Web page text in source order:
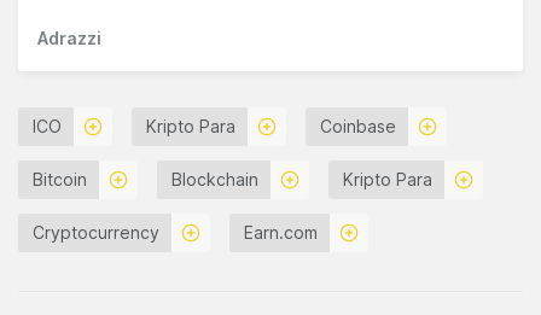
Adrazzi
ICO Kripto Para Coinbase
Bitcoin Blockchain Kripto Para
Cryptocurrency Earn.com